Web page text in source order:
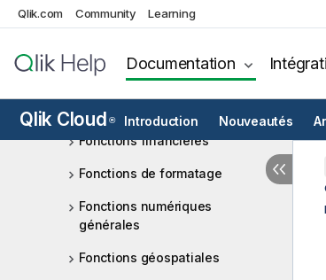
Qlik.com Community Learning
Documentation
Qlik Cloud ® Introduction Nouveautés
Fonctions exponentielles et
Fonctions de champ
Fonctions financières
Fonctions de formatage
Fonctions numériques
générales
Fonctions géospatiales